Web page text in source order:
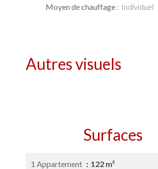
Moyen de chauffage Individuel
Autres visuels
Surfaces
1 Appartement 122 m²